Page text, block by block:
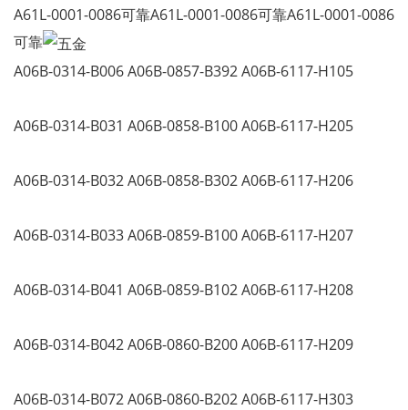
A61L-0001-0086可靠A61L-0001-0086可靠A61L-0001-0086
可靠
A06B-0314-B006A06B-0857-B392A06B-6117-H105
A06B-0314-B031 A06B-0858-B100A06B-6117-H205
A06B-0314-B032A06B-0858-B302A06B-6117-H206
A06B-0314-B033A06B-0859-B100A06B-6117-H207
A06B-0314-B041 A06B-0859-B102A06B-6117-H208
A06B-0314-B042 A06B-0860-B200A06B-6117-H209
A06B-0314-B072A06B-0860-B202A06B-6117-H303